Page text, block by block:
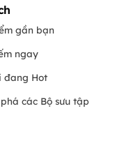
gần bạn
ngay
đang Hot
các Bộ sưu tập